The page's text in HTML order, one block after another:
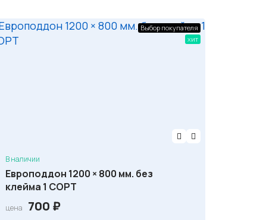
Выбор покупателя
хит
В наличии
Европоддон 1200 × 800 мм. без
клейма 1 СОРТ
цена 700 ₽